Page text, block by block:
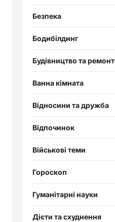
Безпека
Бодибілдинг
Будівництво та ремонт
Ванна кімната
Відносини та дружба
Відпочинок
Військові теми
Гороскоп
Гуманітарні науки
Дієти та схуднення